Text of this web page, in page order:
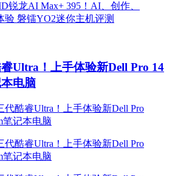
Ultra！上手体验新Dell Pro 14
电脑